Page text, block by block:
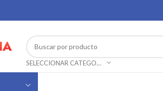
SELECCIONAR CATEGORÍA